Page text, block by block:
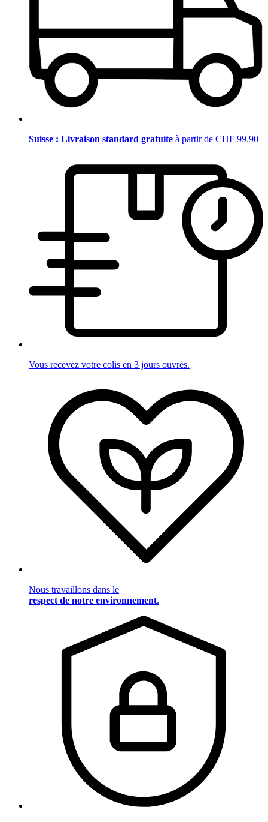
Suisse : Livraison standard gratuite à partir de CHF 99.90
Vous recevez votre colis en 3 jours ouvrés.
Nous travaillons dans le
respect de notre environnement.